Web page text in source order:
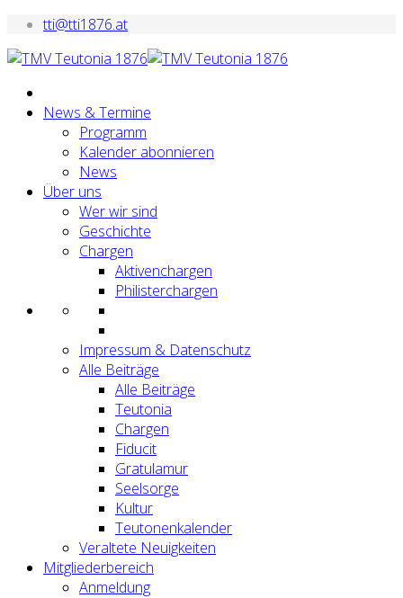
tti@tti1876.at
News & Termine
Programm
Kalender abonnieren
News
Über uns
Wer wir sind
Geschichte
Chargen
Aktivenchargen
Philisterchargen
Impressum & Datenschutz
Alle Beiträge
Alle Beiträge
Teutonia
Chargen
Fiducit
Gratulamur
Seelsorge
Kultur
Teutonenkalender
Veraltete Neuigkeiten
Mitgliederbereich
Anmeldung